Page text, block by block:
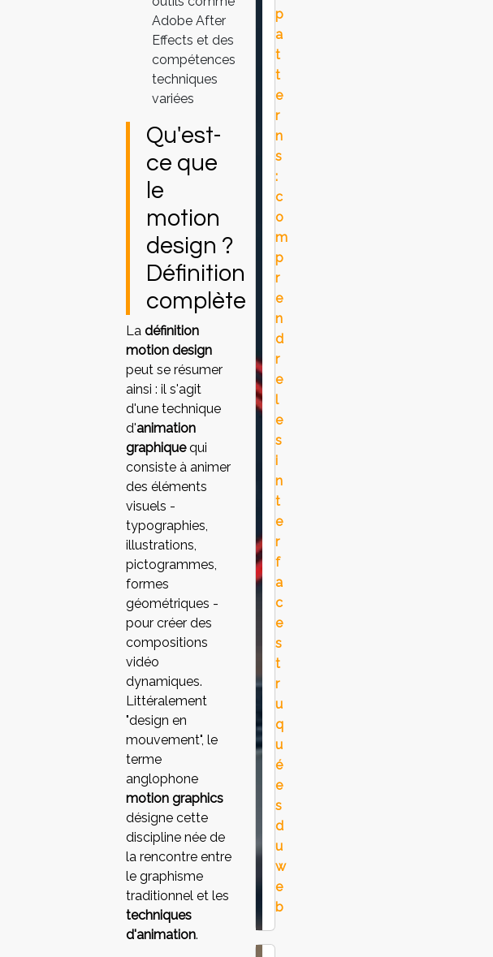
Adobe After
Effects et des
compétences
techniques
variées
Qu'est-
ce que
le
motion
design ?
Définition
complète
La définition
motion design
peut se résumer
ainsi : il s'agit
d'une technique
d'animation
graphiquequi
consiste à animer
des éléments
visuels -
typographies,
illustrations,
pictogrammes,
formes
géométriques -
pour créer des
compositions
vidéo
dynamiques.
Littéralement
"design en
mouvement", le
terme
anglophone
motion graphics
désigne cette
discipline née de
la rencontre entre
le graphisme
traditionnel et les
techniques
d'animation.
p
a
t
t
e
r
n
s
:
c
o
m
p
r
e
n
d
r
e
l
e
s
i
n
t
e
r
f
a
c
e
s
t
r
u
q
u
é
e
s
d
u
w
e
b